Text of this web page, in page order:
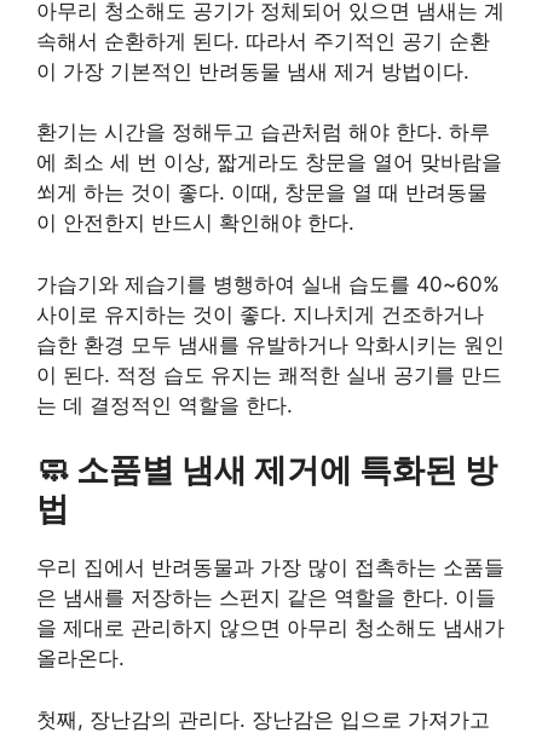
아무리 청소해도 공기가 정체되어 있으면 냄새는 계
속해서 순환하게 된다. 따라서 주기적인 공기 순환
이 가장 기본적인 반려동물 냄새 제거 방법이다.
환기는 시간을 정해두고 습관처럼 해야 한다. 하루
에 최소 세 번 이상, 짧게라도 창문을 열어 맞바람을
쐬게 하는 것이 좋다. 이때, 창문을 열 때 반려동물
이 안전한지 반드시 확인해야 한다.
가습기와 제습기를 병행하여 실내 습도를 40~60%
사이로 유지하는 것이 좋다. 지나치게 건조하거나
습한 환경 모두 냄새를 유발하거나 악화시키는 원인
이 된다. 적정 습도 유지는 쾌적한 실내 공기를 만드
는 데 결정적인 역할을 한다.
🧼 소품별 냄새 제거에 특화된 방
법
우리 집에서 반려동물과 가장 많이 접촉하는 소품들
은 냄새를 저장하는 스펀지 같은 역할을 한다. 이들
을 제대로 관리하지 않으면 아무리 청소해도 냄새가
올라온다.
첫째, 장난감의 관리다. 장난감은 입으로 가져가고